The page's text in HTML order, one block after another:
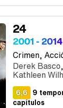
24
2001 - 2014
Crimen,
Derek Basco,
Kathleen
6,6 9
capítulos